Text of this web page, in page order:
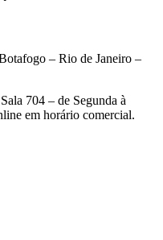
– Rio de Janeiro –
704 – de Segunda à
em horário comercial.